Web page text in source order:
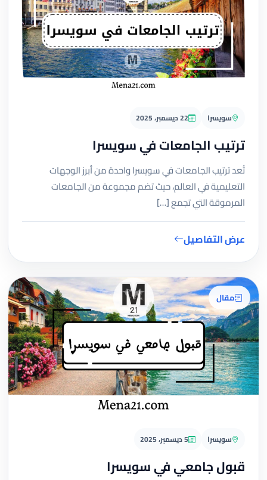
سويسرا 22 ديسمبر، 2025
ترتيب الجامعات في سويسرا
تُعد ترتيب الجامعات في سويسرا واحدة من أبرز الوجهات
التعليمية في العالم، حيث تضم مجموعة من الجامعات
المرموقة التي تجمع […]
عرض التفاصيل
مقال
سويسرا 5 ديسمبر، 2025
قبول جامعي في سويسرا